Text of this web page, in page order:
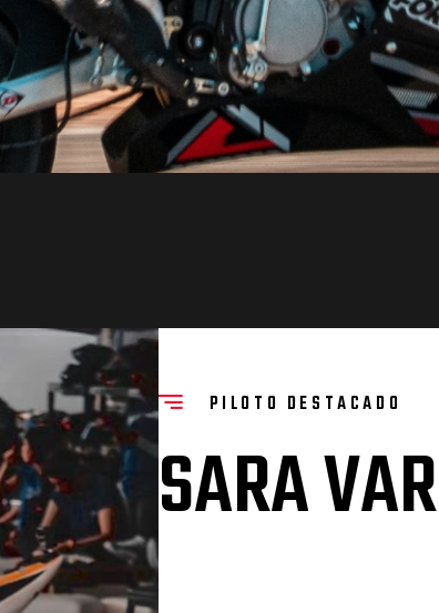
PILOTO DESTACADO
SARA